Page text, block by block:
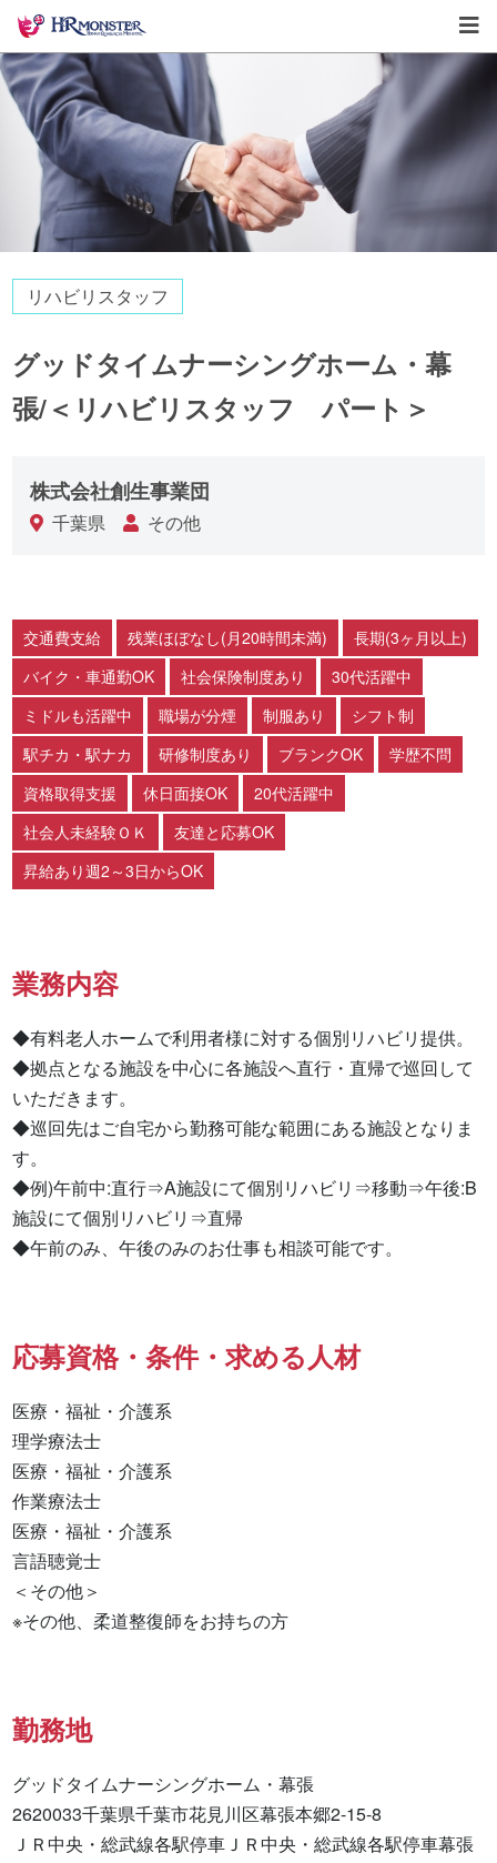
リハビリスタッフ
グッドタイムナーシングホーム・幕
張/＜リハビリスタッフ パート＞
株式会社創生事業団
千葉県 その他
交通費支給 残業ほぼなし(月20時間未満)
長期(3ヶ月以上)
バイク・車通勤OK
社会保険制度あり
30代活躍中
ミドルも活躍中
職場が分煙 制服あり
シフト制
駅チカ・駅ナカ
研修制度あり ブランクOK
学歴不問
資格取得支援
休日面接OK
20代活躍中
社会人未経験ＯＫ
友達と応募OK
昇給あり週2～3日からOK
業務内容
◆有料老人ホームで利用者様に対する個別リハビリ提供。
◆拠点となる施設を中心に各施設へ直行・直帰で巡回して
いただきます。
◆巡回先はご自宅から勤務可能な範囲にある施設となりま
す。
◆例)午前中:直行⇒A施設にて個別リハビリ⇒移動⇒午後:B
施設にて個別リハビリ⇒直帰
◆午前のみ、午後のみのお仕事も相談可能です。
応募資格・条件・求める人材
医療・福祉・介護系
理学療法士
医療・福祉・介護系
作業療法士
医療・福祉・介護系
言語聴覚士
＜その他＞
※その他、柔道整復師をお持ちの方
勤務地
グッドタイムナーシングホーム・幕張
2620033千葉県千葉市花見川区幕張本郷2-15-8
ＪＲ中央・総武線各駅停車ＪＲ中央・総武線各駅停車幕張